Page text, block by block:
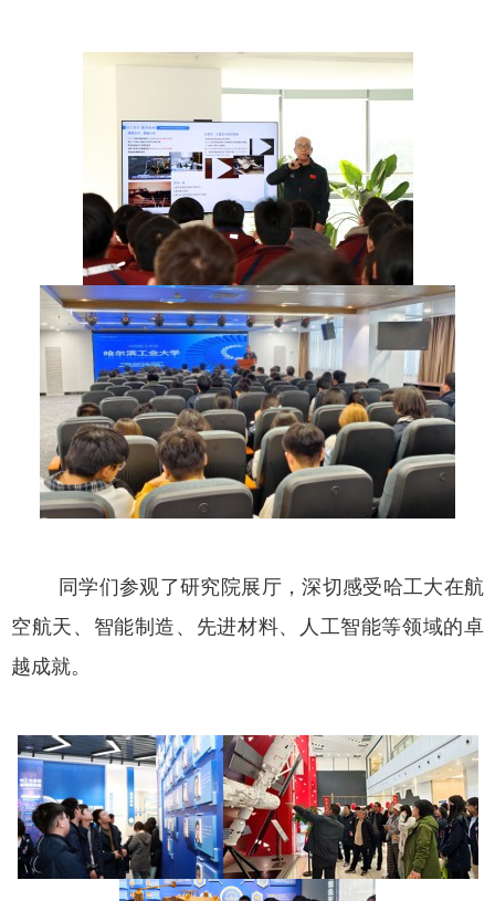
同学们参观了研究院展厅，深切感受哈工大在航
空航天、智能制造、先进材料、人工智能等领域的卓
越成就。